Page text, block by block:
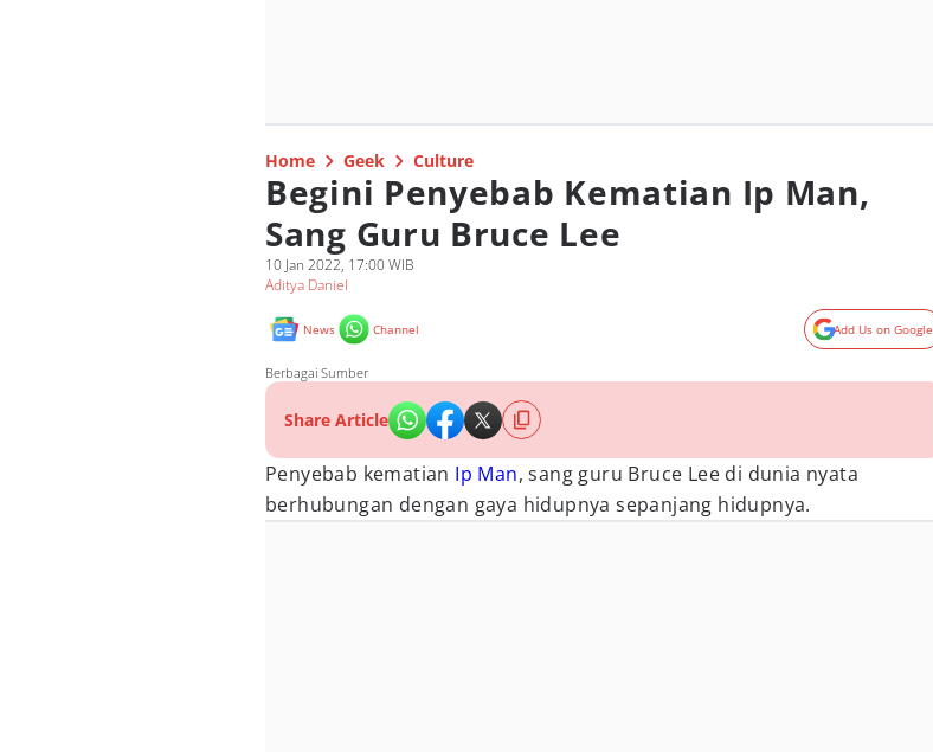
Home Geek Culture
Begini Penyebab Kematian Ip Man,
Sang Guru Bruce Lee
10 Jan 2022, 17:00 WIB
Aditya Daniel
News Channel Add Us on Google
Berbagai Sumber
Share Article
Penyebab kematian Ip Man, sang guru Bruce Lee di dunia nyata
berhubungan dengan gaya hidupnya sepanjang hidupnya.